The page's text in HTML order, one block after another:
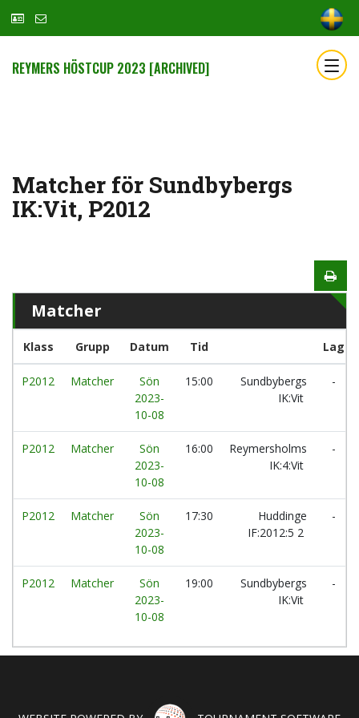
REYMERS HÖSTCUP 2023 [ARCHIVED]
Matcher för Sundbybergs
IK:Vit, P2012
Matcher
Klass Grupp Datum Tid Lag
P2012 Matcher
Sön
2023-
10-08
15:00
Sundbybergs
IK:Vit
-
P2012 Matcher
Sön
2023-
10-08
16:00
Reymersholms
IK:4:Vit
-
P2012 Matcher
Sön
2023-
10-08
17:30
Huddinge
IF:2012:5 2
-
P2012 Matcher
Sön
2023-
10-08
19:00
Sundbybergs
IK:Vit
-